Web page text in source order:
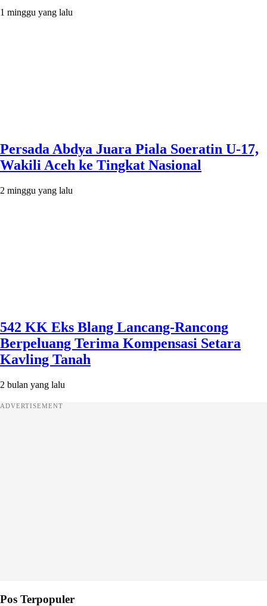
1 minggu yang lalu
Persada Abdya Juara Piala Soeratin U-17,
Wakili Aceh ke Tingkat Nasional
2 minggu yang lalu
542 KK Eks Blang Lancang-Rancong
Berpeluang Terima Kompensasi Setara
Kavling Tanah
2 bulan yang lalu
ADVERTISEMENT
Pos Terpopuler